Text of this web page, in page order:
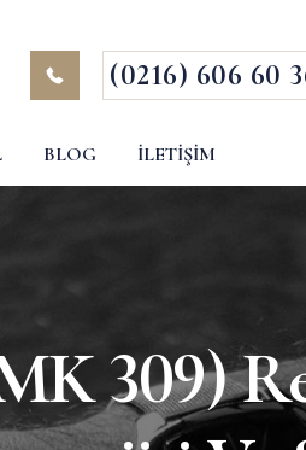
(0216) 606 60
BLOG İLETIŞIM
309)